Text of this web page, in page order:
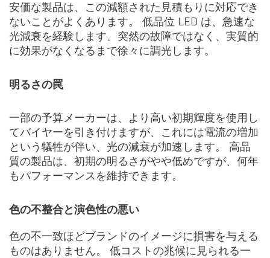
安価な製品は、この減額された見積もりに対応でき
ないことがよくあります。 低品位 LED は、急速な
光減衰を経験します。突然の故障ではなく、実質的
に効果がなくなるまで徐々に調光します。
明るさの罠
一部の予算メーカーは、より高い初期輝度を使用し
てバイヤーを引き付けますが、これには電流の増加
という犠牲が伴い、光の減衰が加速します。 高品
質の製品は、初期の明るさがやや低めですが、何年
もパフォーマンスを維持できます。
色の不整合と演色性の悪い
色の不一致ほどブランドのイメージに損害を与える
ものはありません。 低コストの兆候に見られる一